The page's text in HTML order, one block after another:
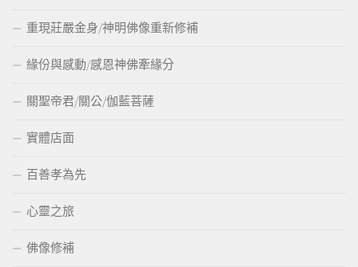
重現莊嚴金身/神明佛像重新修補
緣份與感動/感恩神佛牽緣分
關聖帝君/關公/伽藍菩薩
實體店面
百善孝為先
心靈之旅
佛像修補